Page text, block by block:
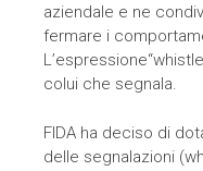
aziendale e ne
fermare i
colui che segnala.
FIDA ha deciso di
delle segnalazioni